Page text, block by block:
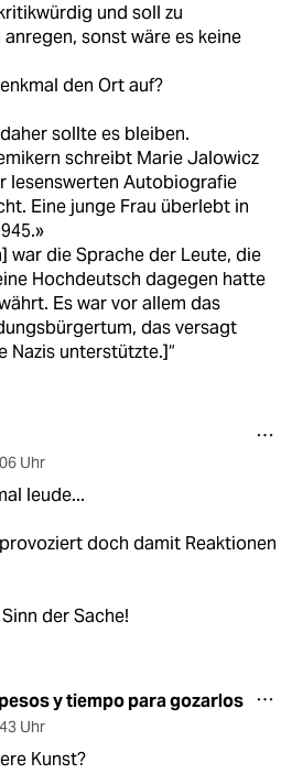
und soll zu
anregen, sonst wäre es keine
den Ort auf?
sollte es bleiben.
schreibt Marie Jalowicz
lesenswerten Autobiografie
Eine junge Frau überlebt in
war die Sprache der Leute, die
Hochdeutsch dagegen hatte
Es war vor allem das
das versagt
Nazis unterstützte.]“
Uhr
leude...
doch damit Reaktionen
der Sache!
y tiempo para gozarlos
Uhr
Kunst?